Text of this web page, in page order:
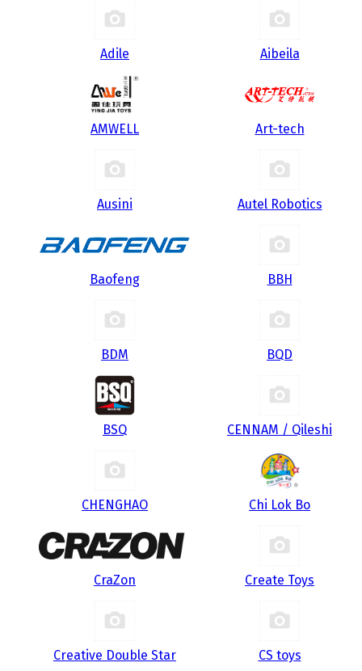
Adile Aibeila
AMWELL Art-tech
Ausini Autel Robotics
Baofeng BBH
BDM BQD
BSQ CENNAM / Qileshi
CHENGHAO Chi Lok Bo
CraZon Create Toys
Creative Double Star CS toys